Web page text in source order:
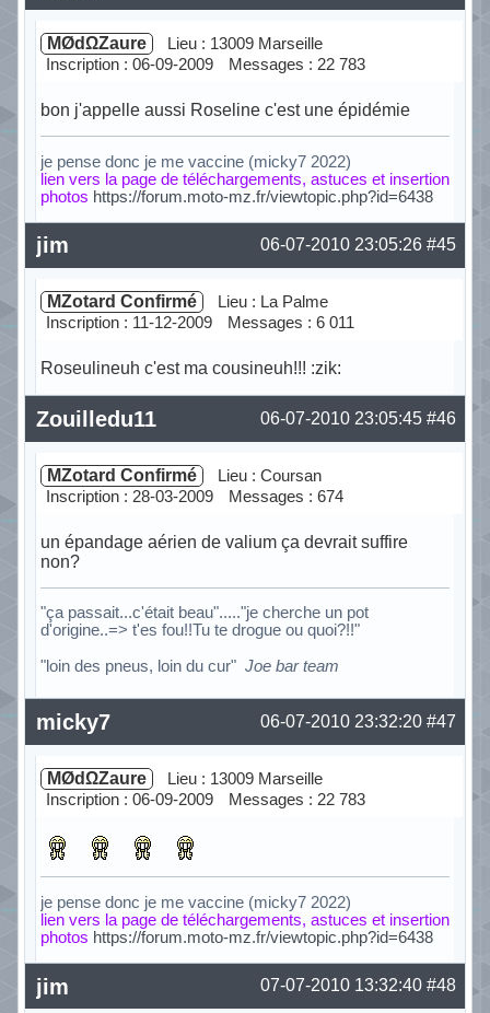
MØdΩZaure
Lieu : 13009 Marseille
Inscription : 06-09-2009
Messages : 22 783
bon j'appelle aussi Roseline c'est une épidémie
je pense donc je me vaccine (micky7 2022)
lien vers la page de téléchargements, astuces et insertion
photos https://forum.moto-mz.fr/viewtopic.php?id=6438
Hors ligne #45
06-07-2010 23:05:26
jim
MZotard Confirmé
Lieu : La Palme
Inscription : 11-12-2009
Messages : 6 011
Roseulineuh c'est ma cousineuh!!! :zik:
Hors ligne #46
06-07-2010 23:05:45
Zouilledu11
MZotard Confirmé
Lieu : Coursan
Inscription : 28-03-2009
Messages : 674
un épandage aérien de valium ça devrait suffire
non?
"ça passait...c'était beau"....."je cherche un pot
d'origine..=> t'es fou!!Tu te drogue ou quoi?!!"
"loin des pneus, loin du cur" Joe bar team
Hors ligne #47
06-07-2010 23:32:20
micky7
MØdΩZaure
Lieu : 13009 Marseille
Inscription : 06-09-2009
Messages : 22 783
je pense donc je me vaccine (micky7 2022)
lien vers la page de téléchargements, astuces et insertion
photos https://forum.moto-mz.fr/viewtopic.php?id=6438
Hors ligne #48
07-07-2010 13:32:40
jim